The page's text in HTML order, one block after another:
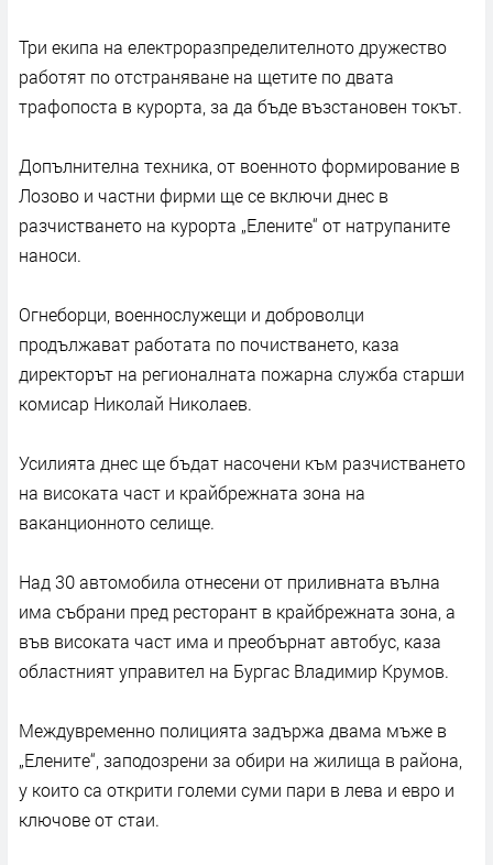
Три екипа на електроразпределителното дружество
работят по отстраняване на щетите по двата
трафопоста в курорта, за да бъде възстановен токът.
Допълнителна техника, от военното формирование в
Лозово и частни фирми ще се включи днес в
разчистването на курорта „Елените“ от натрупаните
наноси.
Огнеборци, военнослужещи и доброволци
продължават работата по почистването, каза
директорът на регионалната пожарна служба стaрши
комисар Николай Николаев.
Усилията днес ще бъдат насочени към разчистването
на високата част и крайбрежната зона на
ваканционното селище.
Над 30 автомобила отнесени от приливната вълна
има събрани пред ресторант в крайбрежната зона, а
във високата част има и преобърнат автобус, каза
областният управител на Бургас Владимир Крумов.
Междувременно полицията задържа двама мъже в
„Елените“, заподозрени за обири на жилища в района,
у които са открити големи суми пари в лева и евро и
ключове от стаи.